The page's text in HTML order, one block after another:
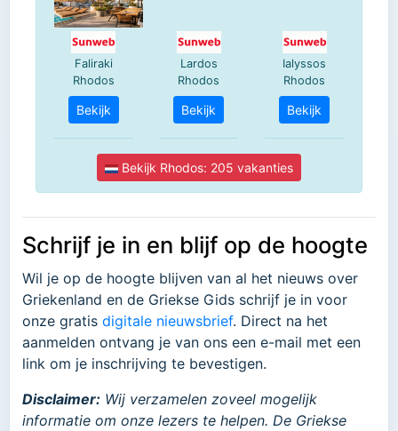
Schrijf je in en blijf op de hoogte
Wil je op de hoogte blijven van al het nieuws over
Griekenland en de Griekse Gids schrijf je in voor
onze gratis digitale nieuwsbrief. Direct na het
aanmelden ontvang je van ons een e-mail met een
link om je inschrijving te bevestigen.
Disclaimer: Wij verzamelen zoveel mogelijk
informatie om onze lezers te helpen. De Griekse